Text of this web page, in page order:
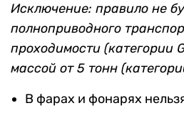
Исключение: правило не
полноприводного
проходимости (категории
массой от 5 тонн
В фарах и фонарях